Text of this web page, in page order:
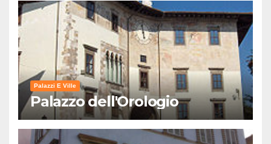
Palazzi E Ville
Palazzo dell'Orologio